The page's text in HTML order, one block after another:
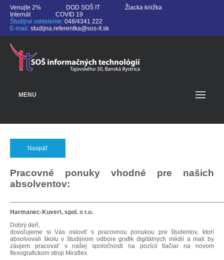
Venujte 2% DOD SOŠ IT
Žiacka knižka
Internát
COVID 19
Študijne oddelenie: 048/4341 222
E-mail: studijna.referentka@sos-it.sk
MENU
Naspäť
Pracovné ponuky vhodné pre našich
absolventov:
Harmanec-Kuvert, spol. s r.o.
Dobrý deň,
dovoľujeme si Vás osloviť s pracovnou ponukou pre študentov, ktorí
absolvovali školu v študijnom odbore grafik digitálnych médií a mali by
záujem pracovať v našej spoločnosti na pozícii tlačiar na novom
flexografickom stroji Miraflex.